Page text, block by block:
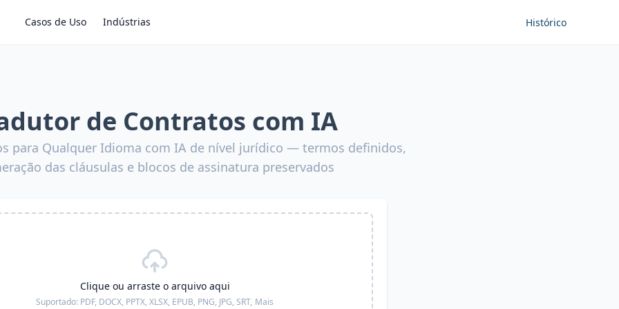
Casos de Uso Indústrias Histórico
de Contratos com IA
para Qualquer Idioma com IA de nível jurídico — termos definidos,
das cláusulas e blocos de assinatura preservados
Clique ou arraste o arquivo aqui
Suportado: PDF, DOCX, PPTX, XLSX, EPUB, PNG, JPG, SRT, Mais